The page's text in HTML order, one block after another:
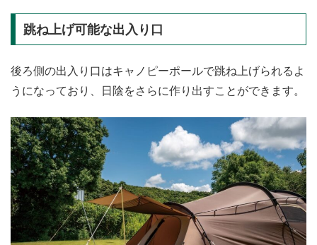
跳ね上げ可能な出入り口
後ろ側の出入り口はキャノピーポールで跳ね上げられるよ
うになっており、日陰をさらに作り出すことができます。